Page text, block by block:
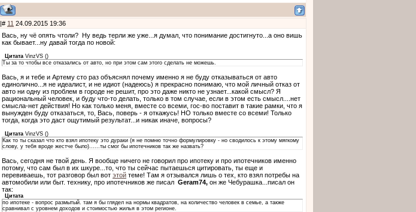
|# 11 24.09.2015 19:36
Вась, ну чё опять чтоли? Ну ведь терли же уже...я думал, что понимание достигнуто...а оно вишь
как бывает...ну давай тогда по новой:
Цитата VinzVS ()
Ты за то чтобы все отказались от авто, но при этом сам этого сделать не можешь.
Вась, я и тебе и Артему сто раз объяснял почему именно я не буду отказываться от авто
единолично...я не идеалист, и не идиот (надеюсь) я прекрасно понимаю, что мой личный отказ от
авто ни одну из проблем в городе не решит, про это даже никто не узнает...какой смысл? Я
рациональный человек, и буду что-то делать, только в том случае, если в этом есть смысл....нет
смысла-нет действия! Но как только меня, вместе со всеми, гос-во поставит в такие рамки, что я
вынужден буду отказаться, то, Вась, поверь - я откажусь! НО только вместе со всеми! Только
тогда, когда это даст ощутимый результат...и никак иначе, вопросы?
Цитата VinzVS ()
Как то ты сказал что кто взял ипотеку это дураки (я не помню точно формулировку - но сводилось к этому мягкому
слову, у тебя вроде жестче было)......ты смог бы ипотечников так же назвать?
Вась, сегодня не твой день. Я вообще ничего не говорил про ипотеку и про ипотечников именно
потому, что сам был в их шкуре...то, что ты сейчас пытаешься цитировать, ты еще и
перевиваешь, тот разговор был вот этой теме! Там я отзывался лишь о тех, кто взял потребы на
автомобили или быт. технику, про ипотечников же писал Geram74, он же Чебурашка...писал он
так:
Цитата
по ипотеке - вопрос размытый. там я бы глядел на нормы квадратов, на количество человек в семье, а также
сравнивал с уровнем доходов и стоимостью жилья в этом регионе.